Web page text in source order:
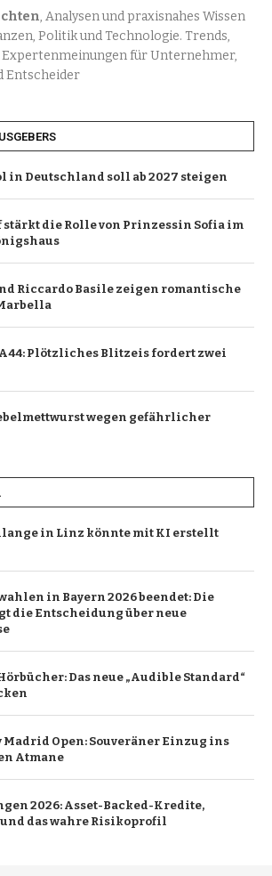
, Analysen und praxisnahes Wissen
Politik und Technologie. Trends,
für Unternehmer,
Entscheider
in Deutschland soll ab 2027 steigen
stärkt die Rolle von Prinzessin Sofia im
Riccardo Basile zeigen romantische
Plötzliches Blitzeis fordert zwei
wegen gefährlicher
in Linz könnte mit KI erstellt
in Bayern 2026 beendet: Die
die Entscheidung über neue
Das neue „Audible Standard“
Open: Souveräner Einzug ins
Atmane
2026: Asset-Backed-Kredite,
das wahre Risikoprofil